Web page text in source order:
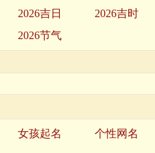
2026吉日
2026吉时
2026节气
女孩起名
个性网名